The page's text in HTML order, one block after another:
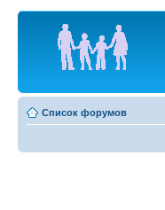
Список форумов